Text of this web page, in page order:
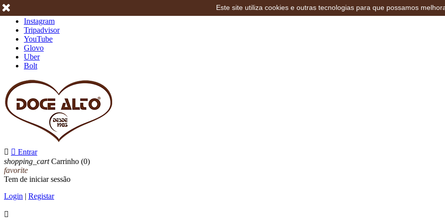
Instagram
Tripadvisor
YouTube
Glovo
Uber
Bolt
  Entrar
shopping_cart Carrinho (0)
favorite
Tem de iniciar sessão
Login | Registar

Este site utiliza cookies e outras tecnologias para que possamos